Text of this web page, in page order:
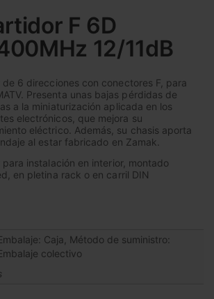
F 6D
12/11dB
de 6 direcciones con conectores F, para
Presenta unas bajas pérdidas de
a la miniaturización aplicada en los
electrónicos, que mejora su
eléctrico. Además, su chasis aporta
al estar fabricado en Zamak.
instalación en interior, montado
en pletina rack o en carril DIN
Caja, Método de suministro:
colectivo